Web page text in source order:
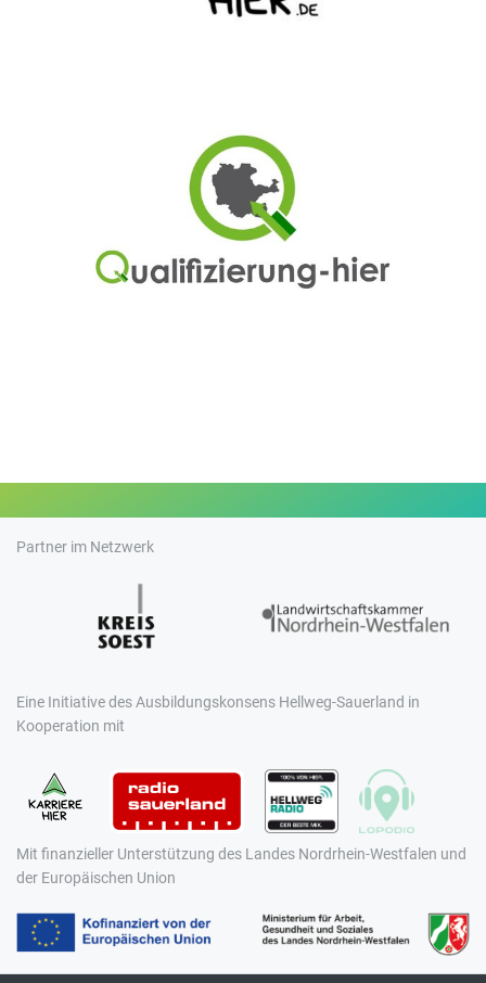
Partner im Netzwerk
Eine Initiative des Ausbildungskonsens Hellweg-Sauerland in
Kooperation mit
Mit finanzieller Unterstützung des Landes Nordrhein-Westfalen und
der Europäischen Union